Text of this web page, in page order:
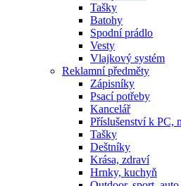
Tašky
Batohy
Spodní prádlo
Vesty
Vlajkový systém
Reklamní předměty
Zápisníky
Psací potřeby
Kancelář
Příslušenství k PC,
Tašky
Deštníky
Krása, zdraví
Hrnky, kuchyň